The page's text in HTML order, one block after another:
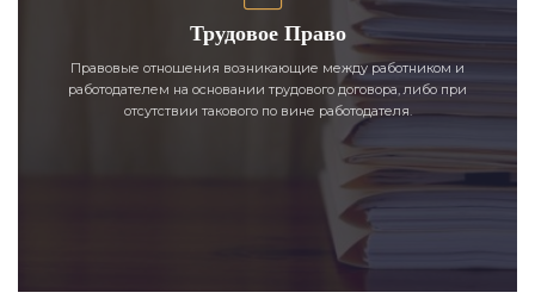
Трудовое Право
Правовые отношения возникающие между работником и
работодателем на основании трудового договора, либо при
отсутствии такового по вине работодателя.